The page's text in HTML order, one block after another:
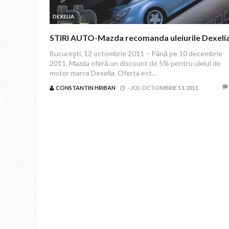
DEXELIA
STIRI AUTO-Mazda recomanda uleiurile
Bucureşti, 12 octombrie 2011 – Până pe 10 decembrie
2011, Mazda oferă un discount de 5% pentru uleiul de
motor marca Dexelia. Oferta est...
CONSTANTIN HRIBAN - JOI, OCTOMBRIE 13, 2011